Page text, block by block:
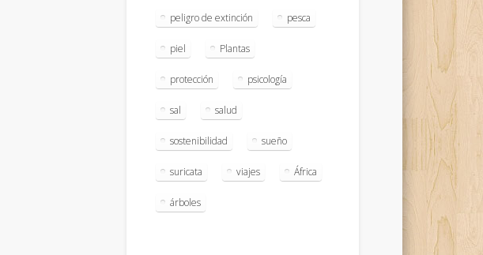
peligro de extinción pesca
piel Plantas
protección psicología
sal salud
sostenibilidad sueño
suricata viajes África
árboles